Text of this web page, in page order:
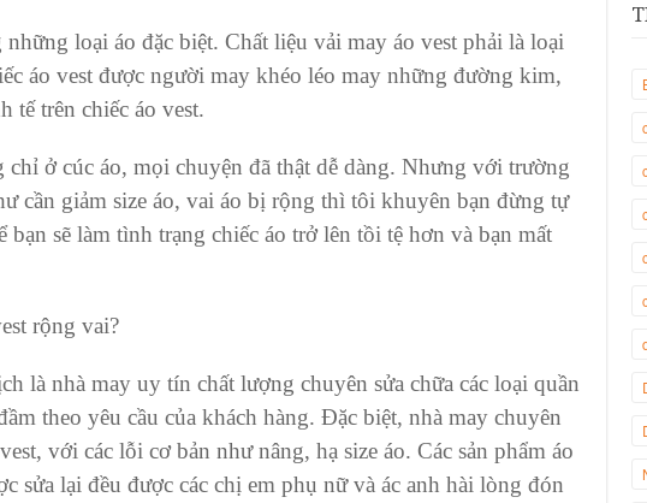
loại áo đặc biệt. Chất liệu vải may áo vest phải là loại
áo vest được người may khéo léo may những đường kim,
tế trên chiếc áo vest.
chỉ ở cúc áo, mọi chuyện đã thật dễ dàng. Nhưng với trường
cần giảm size áo, vai áo bị rộng thì tôi khuyên bạn đừng tự
bạn sẽ làm tình trạng chiếc áo trở lên tồi tệ hơn và bạn mất
rộng vai?
là nhà may uy tín chất lượng chuyên sửa chữa các loại quần
theo yêu cầu của khách hàng. Đặc biệt, nhà may chuyên
với các lỗi cơ bản như nâng, hạ size áo. Các sản phẩm áo
sửa lại đều được các chị em phụ nữ và ác anh hài lòng đón